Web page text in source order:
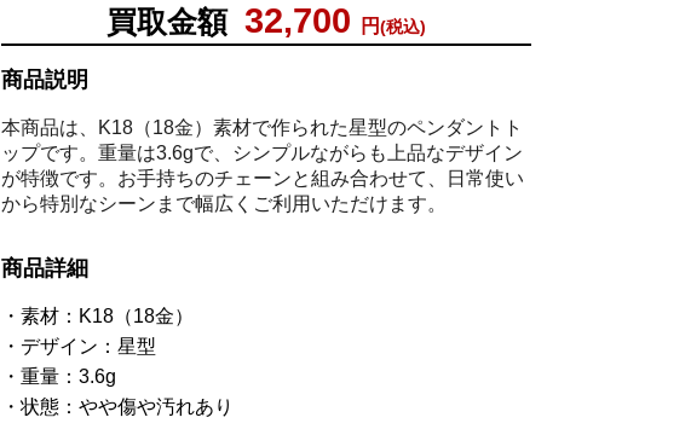
買取金額 32,700 円(税込)
商品説明
本商品は、K18（18金）素材で作られた星型のペンダントト
ップです。重量は3.6gで、シンプルながらも上品なデザイン
が特徴です。お手持ちのチェーンと組み合わせて、日常使い
から特別なシーンまで幅広くご利用いただけます。
商品詳細
素材：K18（18金）
デザイン：星型
重量：3.6g
状態：やや傷や汚れあり